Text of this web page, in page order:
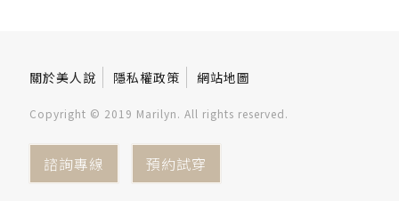
關於美人說 隱私權政策 網站地圖
Copyright © 2019 Marilyn. All rights reserved.
諮詢專線 預約試穿